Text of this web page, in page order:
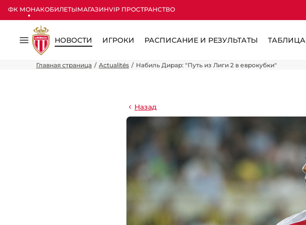
ФК МОНАКОБИЛЕТЫМАГАЗИНVIP ПРОСТРАНСТВО
Меню
НОВОСТИ ИГРОКИ РАСПИСАНИЕ И РЕЗУЛЬТАТЫ ТАБЛИЦА
Главная страница Actualités Набиль Дирар: "Путь из Лиги 2 в еврокубки"
Назад